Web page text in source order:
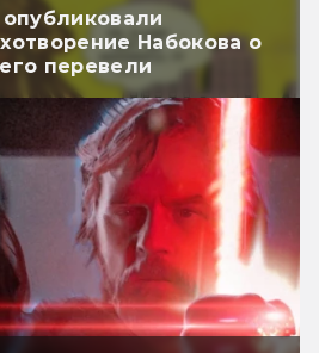
Набокова о
перевели